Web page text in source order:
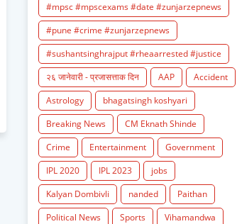
#mpsc #mpscexams #date #zunjarzepnews
#pune #crime #zunjarzepnews
#sushantsinghrajput #rheaarrested #justice
२६ जानेवारी - प्रजासत्ताक दिन
AAP
Accident
Astrology
bhagatsingh koshyari
Breaking News
CM Eknath Shinde
Crime
Entertainment
Government
IPL 2020
IPL 2023
jobs
Kalyan Dombivli
nanded
Paithan
Political News
Sports
Vihamandwa